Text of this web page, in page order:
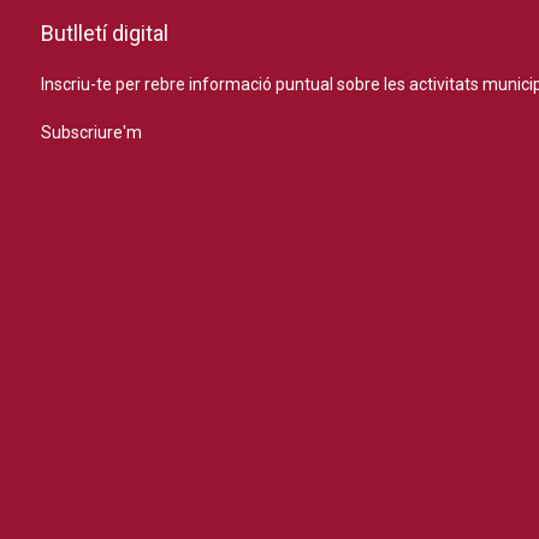
Butlletí digital
Inscriu-te per rebre informació puntual sobre les activitats
Subscriure'm